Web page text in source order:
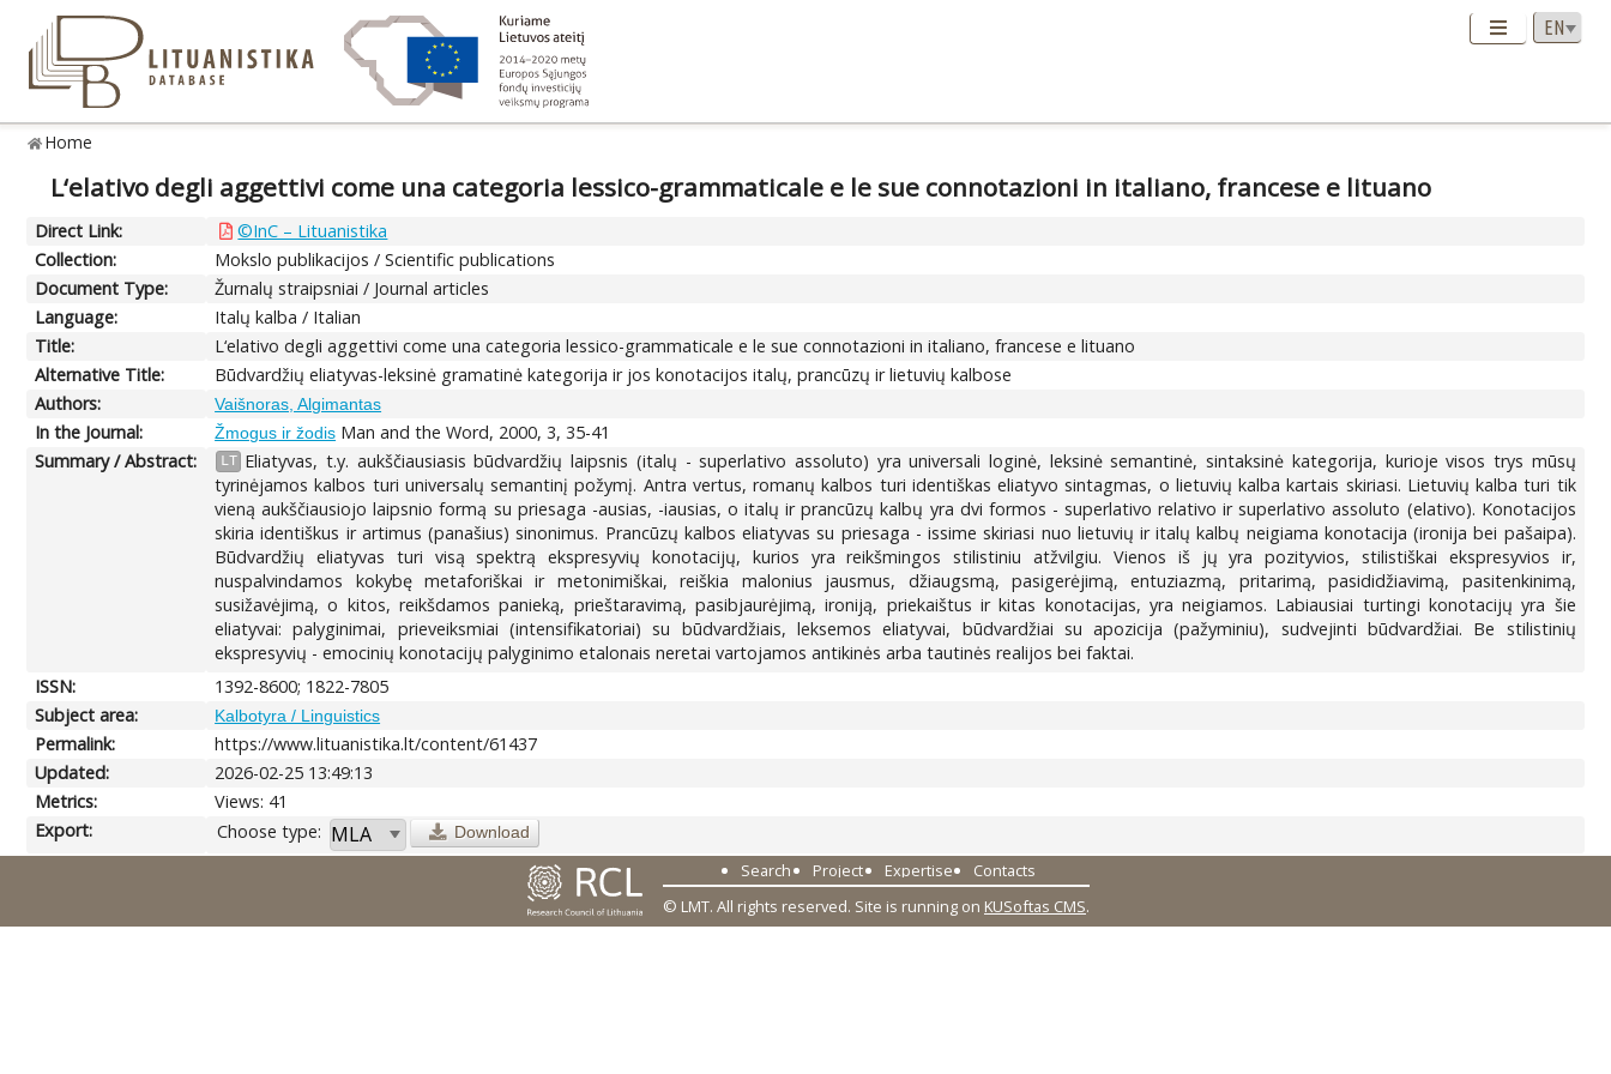
Home
L‘elativo degli aggettivi come una categoria lessico-grammaticale e le sue connotazioni in italiano, francese e lituano
Direct Link:
©InC – Lituanistika
Collection:
Mokslo publikacijos / Scientific publications
Document Type:
Žurnalų straipsniai / Journal articles
Language:
Italų kalba / Italian
Title:
L‘elativo degli aggettivi come una categoria lessico-grammaticale e le sue connotazioni in italiano, francese e lituano
Alternative Title:
Būdvardžių eliatyvas-leksinė gramatinė kategorija ir jos konotacijos italų, prancūzų ir lietuvių kalbose
Authors:
Vaišnoras, Algimantas
In the Journal: Žmogus ir žodis Man and the Word, 2000, 3, 35-41
Summary / Abstract:
LT Eliatyvas, t.y. aukščiausiasis būdvardžių laipsnis (italų - superlativo assoluto) yra universali loginė, leksinė semantinė, sintaksinė kategorija, kurioje visos trys mūsų
tyrinėjamos kalbos turi universalų semantinį požymį. Antra vertus, romanų kalbos turi identiškas eliatyvo sintagmas, o lietuvių kalba kartais skiriasi. Lietuvių kalba turi tik
vieną aukščiausiojo laipsnio formą su priesaga -ausias, -iausias, o italų ir prancūzų kalbų yra dvi formos - superlativo relativo ir superlativo assoluto (elativo). Konotacijos
skiria identiškus ir artimus (panašius) sinonimus. Prancūzų kalbos eliatyvas su priesaga - issime skiriasi nuo lietuvių ir italų kalbų neigiama konotacija (ironija bei pašaipa).
Būdvardžių eliatyvas turi visą spektrą ekspresyvių konotacijų, kurios yra reikšmingos stilistiniu atžvilgiu. Vienos iš jų yra pozityvios, stilistiškai ekspresyvios ir,
nuspalvindamos kokybę metaforiškai ir metonimiškai, reiškia malonius jausmus, džiaugsmą, pasigerėjimą, entuziazmą, pritarimą, pasididžiavimą, pasitenkinimą,
susižavėjimą, o kitos, reikšdamos panieką, prieštaravimą, pasibjaurėjimą, ironiją, priekaištus ir kitas konotacijas, yra neigiamos. Labiausiai turtingi konotacijų yra šie
eliatyvai: palyginimai, prieveiksmiai (intensifikatoriai) su būdvardžiais, leksemos eliatyvai, būdvardžiai su apozicija (pažyminiu), sudvejinti būdvardžiai. Be stilistinių
ekspresyvių - emocinių konotacijų palyginimo etalonais neretai vartojamos antikinės arba tautinės realijos bei faktai.
ISSN:
1392-8600; 1822-7805
Subject area:
Kalbotyra / Linguistics
Permalink:
https://www.lituanistika.lt/content/61437
Updated:
2026-02-25 13:49:13
Metrics:
Views: 41
Export:
Choose type: Download
Search Project Expertise
Contacts
© LMT. All rights reserved. Site is running on KUSoftas CMS.